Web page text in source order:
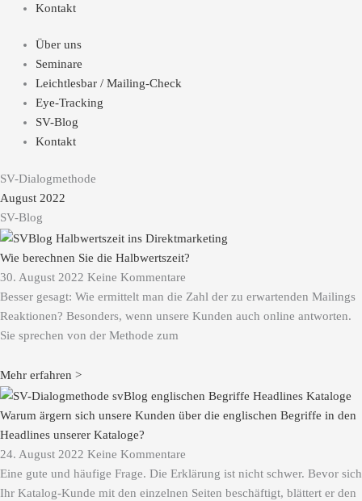
Kontakt
Über uns
Seminare
Leichtlesbar / Mailing-Check
Eye-Tracking
SV-Blog
Kontakt
SV-Dialogmethode
August 2022
SV-Blog
Wie berechnen Sie die Halbwertszeit?
30. August 2022 Keine Kommentare
Besser gesagt: Wie ermittelt man die Zahl der zu erwartenden Mailings
Reaktionen? Besonders, wenn unsere Kunden auch online antworten.
Sie sprechen von der Methode zum
Mehr erfahren >
Warum ärgern sich unsere Kunden über die englischen Begriffe in den
Headlines unserer Kataloge?
24. August 2022 Keine Kommentare
Eine gute und häufige Frage. Die Erklärung ist nicht schwer. Bevor sich
Ihr Katalog-Kunde mit den einzelnen Seiten beschäftigt, blättert er den